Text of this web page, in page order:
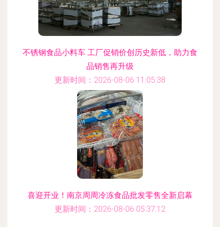
不锈钢食品小料车 工厂促销价创历史新低，助力食
品销售再升级
更新时间：2026-08-06 11:05:38
喜迎开业！南京周周冷冻食品批发零售全新启幕
更新时间：2026-08-06 05:37:12